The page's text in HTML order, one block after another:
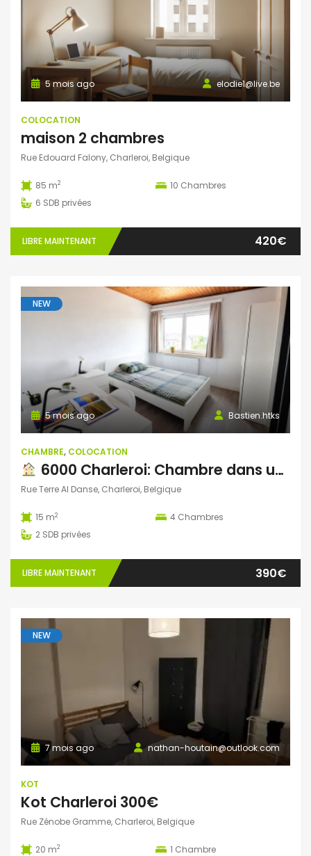
elodie1@live.be
5 mois ago
COLOCATION
maison 2 chambres
Rue Edouard Falony, Charleroi, Belgique
85 m2 10 Chambres
6 SDB privées
LIBRE MAINTENANT 420€
NEW
Bastien.htks
5 mois ago
CHAMBRE, COLOCATION
6000 Charleroi: Chambre dans une colocation de 4 chambres et 2 SDB
Rue Terre Al Danse, Charleroi, Belgique
15 m2 4 Chambres
2 SDB privées
LIBRE MAINTENANT 390€
NEW
nathan-houtain@outlook.com
7 mois ago
KOT
Kot Charleroi 300€
Rue Zénobe Gramme, Charleroi, Belgique
20 m2 1 Chambre